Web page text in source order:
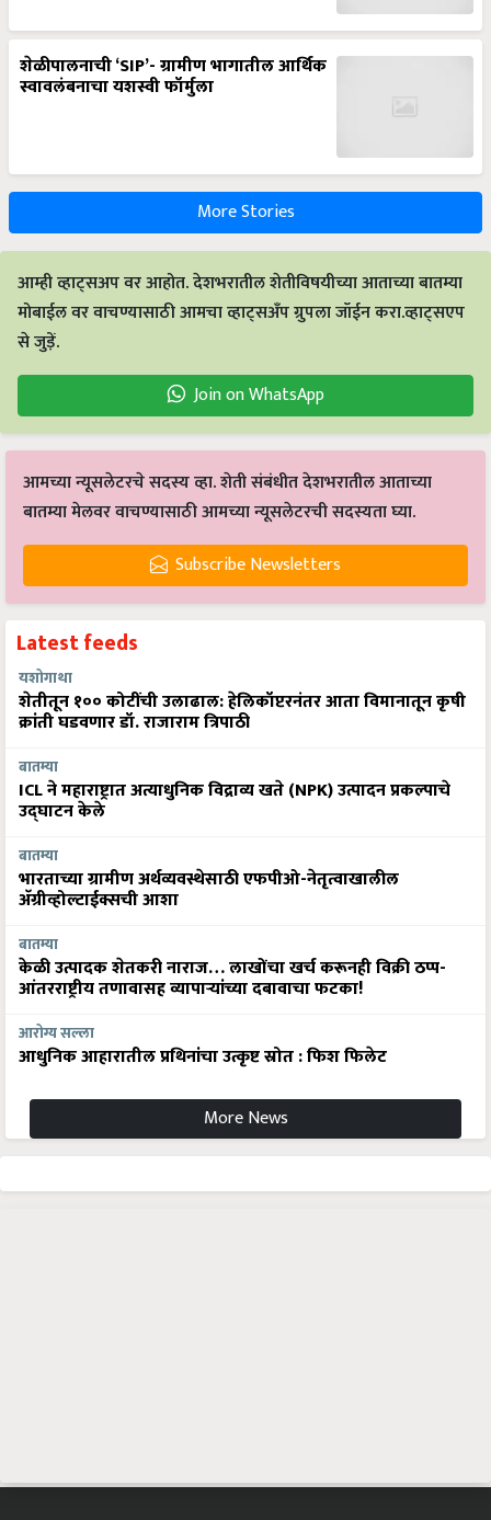
शेळीपालनाची ‘SIP’- ग्रामीण भागातील आर्थिक
स्वावलंबनाचा यशस्वी फॉर्मुला
More Stories
आम्ही व्हाट्सअप वर आहोत. देशभरातील शेतीविषयीच्या आताच्या बातम्या
मोबाईल वर वाचण्यासाठी आमचा व्हाट्सअँप ग्रुपला जॉईन करा.व्हाट्सएप
से जुड़ें.
Join on WhatsApp
आमच्या न्यूसलेटरचे सदस्य व्हा. शेती संबंधीत देशभरातील आताच्या
बातम्या मेलवर वाचण्यासाठी आमच्या न्यूसलेटरची सदस्यता घ्या.
Subscribe Newsletters
Latest feeds
यशोगाथा
शेतीतून १०० कोटींची उलाढाल: हेलिकॉप्टरनंतर आता विमानातून कृषी
क्रांती घडवणार डॉ. राजाराम त्रिपाठी
बातम्या
ICL ने महाराष्ट्रात अत्याधुनिक विद्राव्य खते (NPK) उत्पादन प्रकल्पाचे
उद्घाटन केले
बातम्या
भारताच्या ग्रामीण अर्थव्यवस्थेसाठी एफपीओ-नेतृत्वाखालील
अ‍ॅग्रीव्होल्टाईक्सची आशा
बातम्या
केळी उत्पादक शेतकरी नाराज… लाखोंचा खर्च करूनही विक्री ठप्प-
आंतरराष्ट्रीय तणावासह व्यापाऱ्यांच्या दबावाचा फटका!
आरोग्य सल्ला
आधुनिक आहारातील प्रथिनांचा उत्कृष्ट स्रोत : फिश फिलेट
More News